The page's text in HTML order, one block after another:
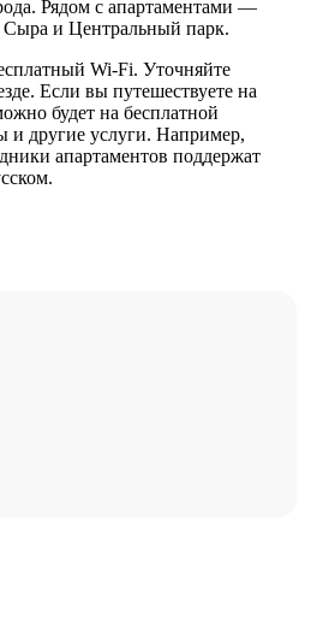
Рядом с апартаментами —
и Центральный парк.
Wi-Fi. Уточняйте
Если вы путешествуете на
будет на бесплатной
и другие услуги. Например,
апартаментов поддержат